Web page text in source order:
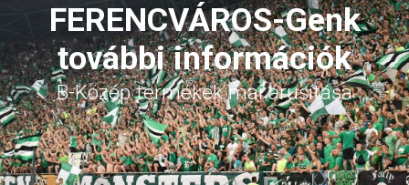
FERENCVÁROS-Genk
további információk
B-Közép termékek mai árusítása